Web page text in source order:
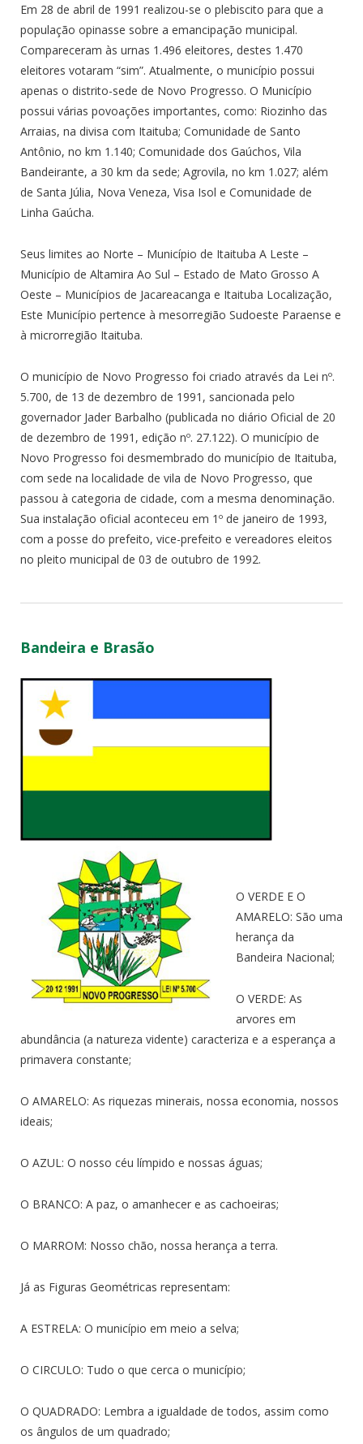
Em 28 de abril de 1991 realizou-se o plebiscito para que a
população opinasse sobre a emancipação municipal.
Compareceram às urnas 1.496 eleitores, destes 1.470
eleitores votaram “sim”. Atualmente, o município possui
apenas o distrito-sede de Novo Progresso. O Município
possui várias povoações importantes, como: Riozinho das
Arraias, na divisa com Itaituba; Comunidade de Santo
Antônio, no km 1.140; Comunidade dos Gaúchos, Vila
Bandeirante, a 30 km da sede; Agrovila, no km 1.027; além
de Santa Júlia, Nova Veneza, Visa Isol e Comunidade de
Linha Gaúcha.
Seus limites ao Norte – Município de Itaituba A Leste –
Município de Altamira Ao Sul – Estado de Mato Grosso A
Oeste – Municípios de Jacareacanga e Itaituba Localização,
Este Município pertence à mesorregião Sudoeste Paraense e
à microrregião Itaituba.
O município de Novo Progresso foi criado através da Lei nº.
5.700, de 13 de dezembro de 1991, sancionada pelo
governador Jader Barbalho (publicada no diário Oficial de 20
de dezembro de 1991, edição nº. 27.122). O município de
Novo Progresso foi desmembrado do município de Itaituba,
com sede na localidade de vila de Novo Progresso, que
passou à categoria de cidade, com a mesma denominação.
Sua instalação oficial aconteceu em 1º de janeiro de 1993,
com a posse do prefeito, vice-prefeito e vereadores eleitos
no pleito municipal de 03 de outubro de 1992.
Bandeira e Brasão
O VERDE E O
AMARELO: São uma
herança da
Bandeira Nacional;
O VERDE: As
arvores em
abundância (a natureza vidente) caracteriza e a esperança a
primavera constante;
O AMARELO: As riquezas minerais, nossa economia, nossos
ideais;
O AZUL: O nosso céu límpido e nossas águas;
O BRANCO: A paz, o amanhecer e as cachoeiras;
O MARROM: Nosso chão, nossa herança a terra.
Já as Figuras Geométricas representam:
A ESTRELA: O município em meio a selva;
O CIRCULO: Tudo o que cerca o município;
O QUADRADO: Lembra a igualdade de todos, assim como
os ângulos de um quadrado;